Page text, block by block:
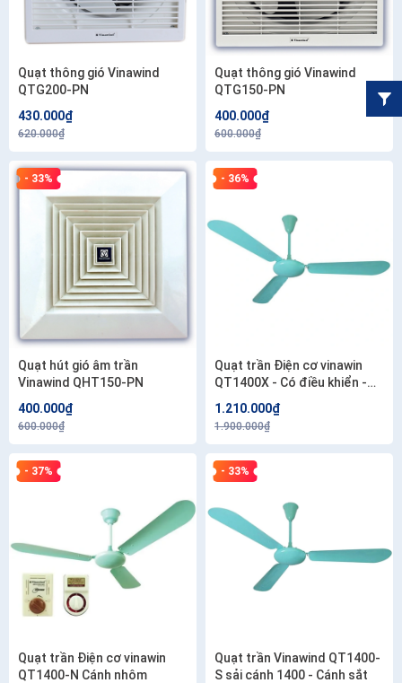
Quạt thông gió Vinawind
QTG200-PN
430.000₫
620.000₫
Quạt thông gió Vinawind
QTG150-PN
400.000₫
600.000₫
- 33%
Quạt hút gió âm trần
Vinawind QHT150-PN
400.000₫
600.000₫
- 36%
Quạt trần Điện cơ vinawin
QT1400X - Có điều khiển -
1.210.000₫
1.900.000₫
- 37%
Quạt trần Điện cơ vinawin
QT1400-N Cánh nhôm
- 33%
Quạt trần Vinawind QT1400-
S sải cánh 1400 - Cánh sắt